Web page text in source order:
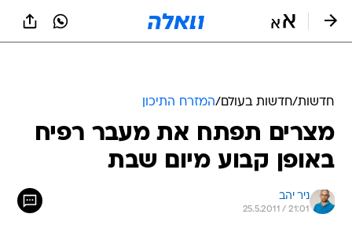
חדשות/חדשות בעולם/המזרח התיכון
מצרים תפתח את מעבר רפיח
באופן קבוע מיום שבת
ניר יהב
25.5.2011 / 21:01